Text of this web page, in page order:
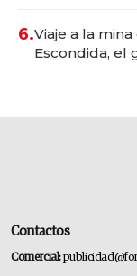
6.Viaje a la
Escondida, el
Contactos
Comercial: